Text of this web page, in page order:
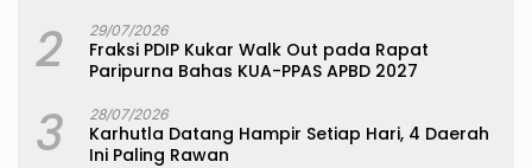
2 29/07/2026
Fraksi PDIP Kukar Walk Out pada Rapat
Paripurna Bahas KUA-PPAS APBD 2027
3 28/07/2026
Karhutla Datang Hampir Setiap Hari, 4 Daerah
Ini Paling Rawan